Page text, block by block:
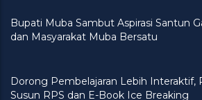
Bupati Muba Sambut Aspirasi Santun
dan Masyarakat Muba Bersatu
Dorong Pembelajaran Lebih Interaktif,
Susun RPS dan E-Book Ice Breaking